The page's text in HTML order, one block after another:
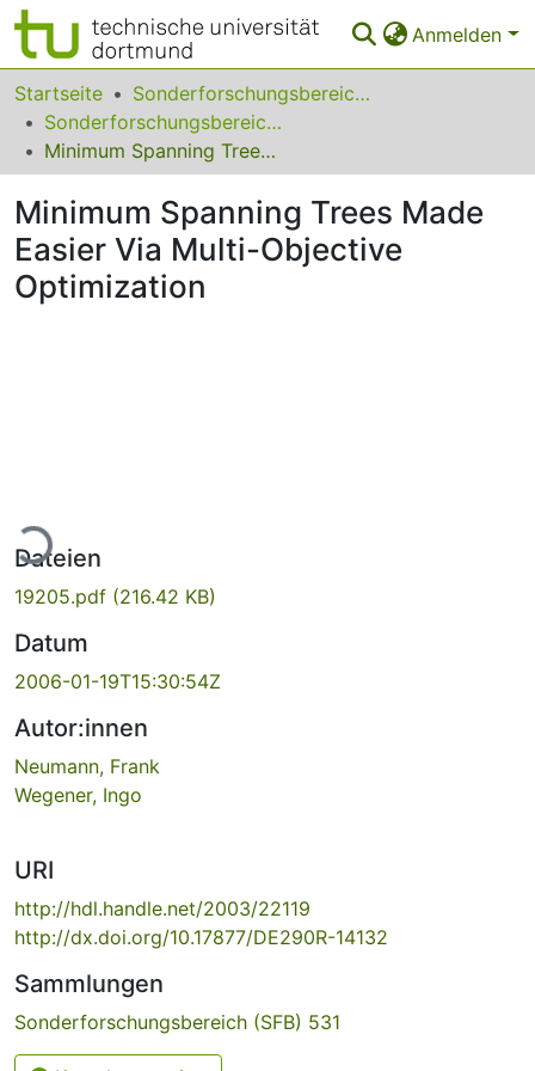
Anmelden
Bereiche & Sammlungen
Das gesamte Repositorium
FAQ
Leitlinien
Startseite
Sonderforschungsbereiche
Sonderforschungsbereich (SFB) 531
Minimum Spanning Trees Made Easier Via Multi-Objective Optimization
Minimum Spanning Trees Made
Easier Via Multi-Objective
Optimization
Dateien
19205.pdf (216.42 KB)
Datum
2006-01-19T15:30:54Z
Autor:innen
Neumann, Frank
Wegener, Ingo
URI
http://hdl.handle.net/2003/22119
http://dx.doi.org/10.17877/DE290R-14132
Sammlungen
Sonderforschungsbereich (SFB) 531